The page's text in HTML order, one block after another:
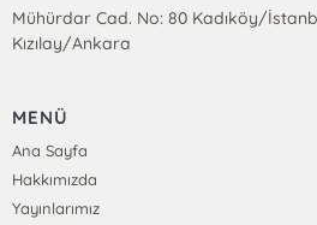
Mühürdar Cad. No: 80 Kadıköy/
Kızılay/Ankara
MENÜ
Ana Sayfa
Hakkımızda
Yayınlarımız